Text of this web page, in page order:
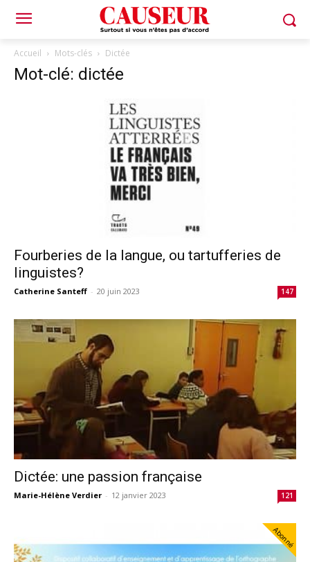
Accueil Mots-clés Dictée
Mot-clé: dictée
Fourberies de la langue, ou tartufferies de
linguistes?
Catherine Santeff - 20 juin 2023 147
Dictée: une passion française
Marie-Hélène Verdier - 12 janvier 2023 121
Abonné